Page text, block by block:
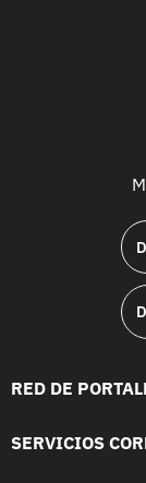
RED DE
SERVICIOS